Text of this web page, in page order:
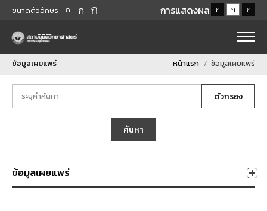
ขนาดตัวอักษร ก ก ก การแสดงผล ก ก ก
ข้อมูลเผยแพร่ หน้าแรก ข้อมูลเผยแพร่
ตัวกรอง
ค้นหา
ข้อมูลเผยแพร่